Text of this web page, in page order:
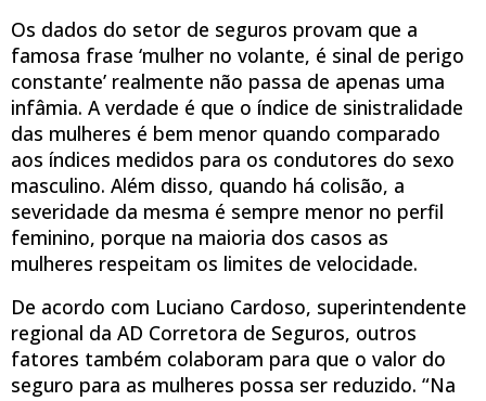
Os dados do setor de seguros provam que a
famosa frase ‘mulher no volante, é sinal de perigo
constante’ realmente não passa de apenas uma
infâmia. A verdade é que o índice de sinistralidade
das mulheres é bem menor quando comparado
aos índices medidos para os condutores do sexo
masculino. Além disso, quando há colisão, a
severidade da mesma é sempre menor no perfil
feminino, porque na maioria dos casos as
mulheres respeitam os limites de velocidade.
De acordo com Luciano Cardoso, superintendente
regional da AD Corretora de Seguros, outros
fatores também colaboram para que o valor do
seguro para as mulheres possa ser reduzido. “Na